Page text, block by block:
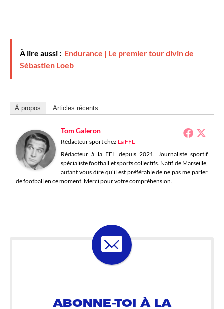
À lire aussi : Endurance | Le premier tour divin de
Sébastien Loeb
À propos Articles récents
Tom Galeron
Rédacteur sportchez La FFL
Rédacteur à la FFL depuis 2021. Journaliste sportif
spécialiste football et sports collectifs. Natif de Marseille,
autant vous dire qu'il est préférable de ne pas me parler
de football en ce moment. Merci pour votre compréhension.